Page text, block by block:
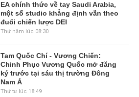
EA chính thức về tay Saudi Arabia,
một số studio khẳng định vẫn theo
đuổi chiến lược DEI
Thứ năm lúc 08:30
Tam Quốc Chí - Vương Chiến:
Chinh Phục Vương Quốc mở đăng
ký trước tại sáu thị trường Đông
Nam Á
Thứ tư lúc 18:49